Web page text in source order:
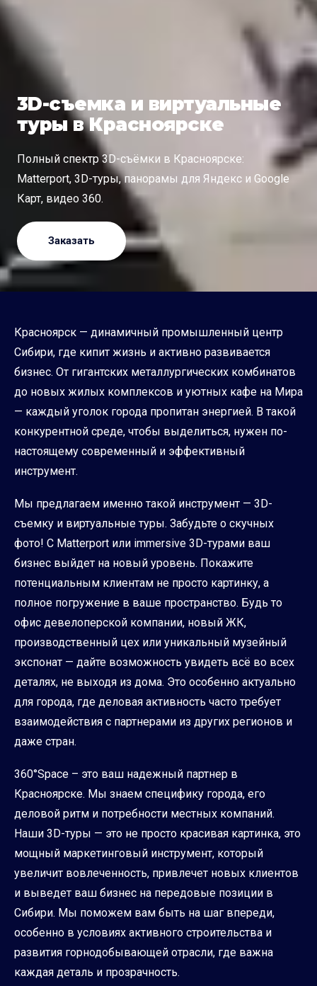
3D-съемка и виртуальные
туры в Красноярске
Полный спектр 3D-съёмки в Красноярске:
Matterport, 3D-туры, панорамы для Яндекс и Google
Карт, видео 360.
Заказать
Красноярск — динамичный промышленный центр
Сибири, где кипит жизнь и активно развивается
бизнес. От гигантских металлургических комбинатов
до новых жилых комплексов и уютных кафе на Мира
— каждый уголок города пропитан энергией. В такой
конкурентной среде, чтобы выделиться, нужен по-
настоящему современный и эффективный
инструмент.
Мы предлагаем именно такой инструмент — 3D-
съемку и виртуальные туры. Забудьте о скучных
фото! С Matterport или immersive 3D-турами ваш
бизнес выйдет на новый уровень. Покажите
потенциальным клиентам не просто картинку, а
полное погружение в ваше пространство. Будь то
офис девелоперской компании, новый ЖК,
производственный цех или уникальный музейный
экспонат — дайте возможность увидеть всё во всех
деталях, не выходя из дома. Это особенно актуально
для города, где деловая активность часто требует
взаимодействия с партнерами из других регионов и
даже стран.
360°Space – это ваш надежный партнер в
Красноярске. Мы знаем специфику города, его
деловой ритм и потребности местных компаний.
Наши 3D-туры — это не просто красивая картинка, это
мощный маркетинговый инструмент, который
увеличит вовлеченность, привлечет новых клиентов
и выведет ваш бизнес на передовые позиции в
Сибири. Мы поможем вам быть на шаг впереди,
особенно в условиях активного строительства и
развития горнодобывающей отрасли, где важна
каждая деталь и прозрачность.